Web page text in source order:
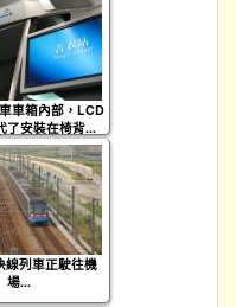
車箱內部，LCD
了安裝在椅背...
線列車正駛往機
場...